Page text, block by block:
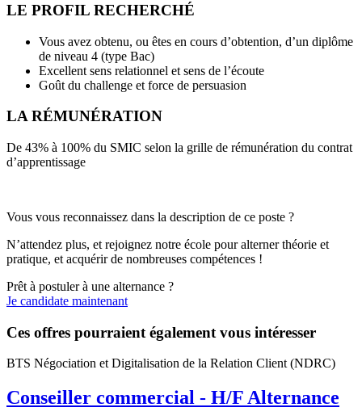
LE PROFIL RECHERCHÉ
Vous avez obtenu, ou êtes en cours d’obtention, d’un diplôme
de niveau 4 (type Bac)
Excellent sens relationnel et sens de l’écoute
Goût du challenge et force de persuasion
LA RÉMUNÉRATION
De 43% à 100% du SMIC selon la grille de rémunération du contrat
d’apprentissage
Vous vous reconnaissez dans la description de ce poste ?
N’attendez plus, et rejoignez notre école pour alterner théorie et
pratique, et acquérir de nombreuses compétences !
Prêt à postuler à une alternance ?
Je candidate maintenant
Ces offres pourraient également vous intéresser
BTS Négociation et Digitalisation de la Relation Client (NDRC)
Conseiller commercial - H/F Alternance